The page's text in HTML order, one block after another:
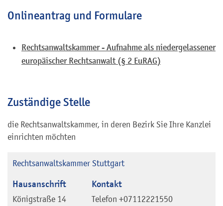
Onlineantrag und Formulare
Rechtsanwaltskammer - Aufnahme als niedergelassener
europäischer Rechtsanwalt (§ 2 EuRAG)
Zuständige Stelle
die Rechtsanwaltskammer, in deren Bezirk Sie Ihre Kanzlei
einrichten möchten
Rechtsanwaltskammer Stuttgart
Hausanschrift
Königstraße 14
Kontakt
Telefon +07112221550